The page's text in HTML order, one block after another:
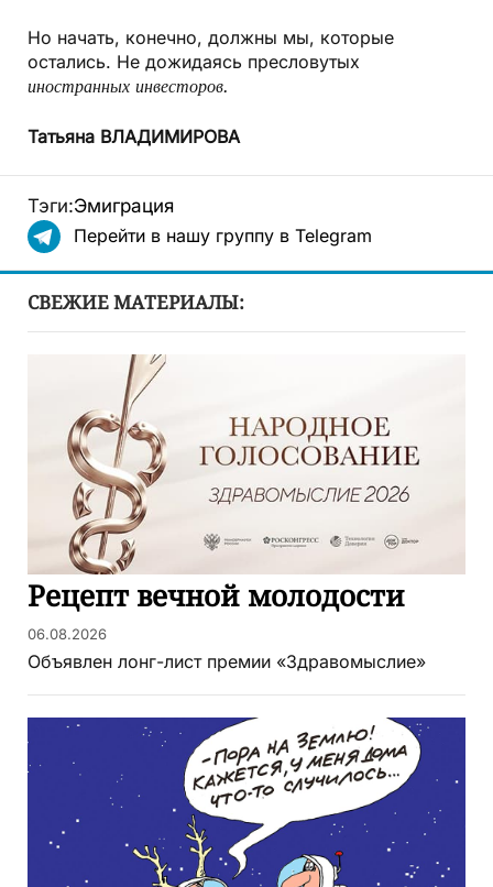
Но начать, конечно, должны мы, которые
остались. Не дожидаясь пресловутых
иностранных инвесторов.
Татьяна ВЛАДИМИРОВА
Тэги:Эмиграция
Перейти в нашу группу в Telegram
СВЕЖИЕ МАТЕРИАЛЫ:
Рецепт вечной молодости
06.08.2026
Объявлен лонг-лист премии «Здравомыслие»